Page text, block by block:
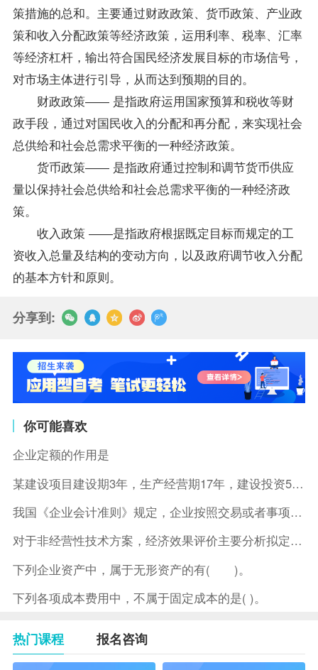
策措施的总和。主要通过财政政策、货币政策、产业政
策和收入分配政策等经济政策，运用利率、税率、汇率
等经济杠杆，输出符合国民经济发展目标的市场信号，
对市场主体进行引导，从而达到预期的目的。
财政政策―― 是指政府运用国家预算和税收等财
政手段，通过对国民收入的分配和再分配，来实现社会
总供给和社会总需求平衡的一种经济政策。
货币政策―― 是指政府通过控制和调节货币供应
量以保持社会总供给和社会总需求平衡的一种经济政
策。
收入政策 ――是指政府根据既定目标而规定的工
资收入总量及结构的变动方向，以及政府调节收入分配
的基本方针和原则。
分享到:
你可能喜欢
企业定额的作用是
某建设项目建设期3年，生产经营期17年，建设投资5500万元
我国《企业会计准则》规定，企业按照交易或者事项的经济特征确定
对于非经营性技术方案，经济效果评价主要分析拟定方案的( )。
下列企业资产中，属于无形资产的有( )。
下列各项成本费用中，不属于固定成本的是( )。
热门课程 报名咨询